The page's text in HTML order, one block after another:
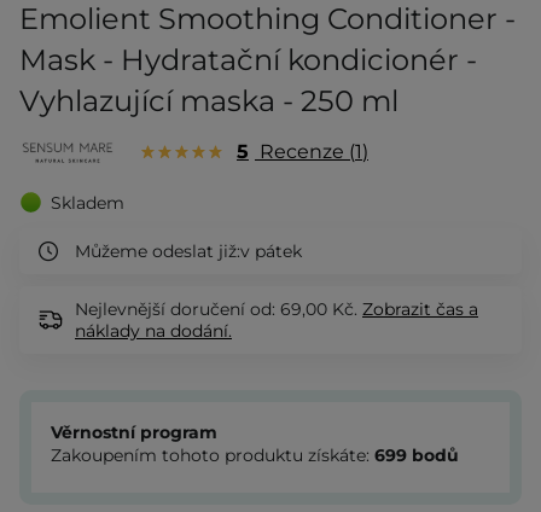
Emolient Smoothing Conditioner -
Mask - Hydratační kondicionér -
Vyhlazující maska - 250 ml
5 Recenze 1
Skladem
Můžeme odeslat již:v pátek
Nejlevnější doručení od: 69,00 Kč. Zobrazit čas a
náklady na dodání.
Věrnostní program
Zakoupením tohoto produktu získáte: 699 bodů